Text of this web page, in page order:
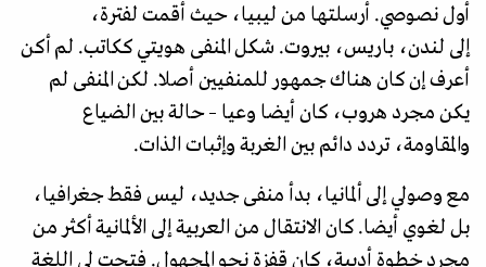
أول نصوصي. أرسلتها من ليبيا، حيث أقمت لفترة،
إلى لندن، باريس، بيروت. شكل المنفى هويتي ككاتب. لم أكن
أعرف إن كان هناك جمهور للمنفيين أصلا. لكن المنفى لم
يكن مجرد هروب، كان أيضا وعيا – حالة بين الضياع
والمقاومة، تردد دائم بين الغربة وإثبات الذات.
مع وصولي إلى ألمانيا، بدأ منفى جديد، ليس فقط جغرافيا،
بل لغوي أيضا. كان الانتقال من العربية إلى الألمانية أكثر من
مجرد خطوة أدبية، كان قفزة نحو المجهول. فتحت لي اللغة